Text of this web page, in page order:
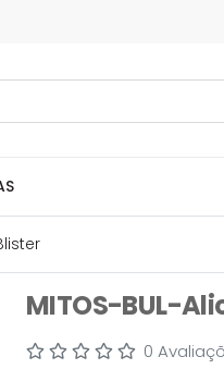
MITOS-BUL-
0